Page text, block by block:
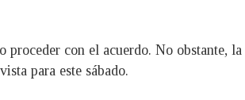
con el acuerdo. No obstante,
para este sábado.